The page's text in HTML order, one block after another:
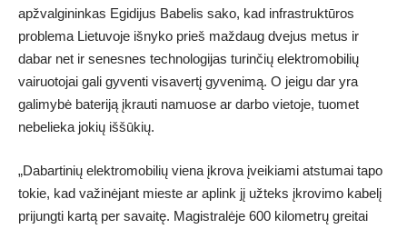
apžvalgininkas Egidijus Babelis sako, kad infrastruktūros
problema Lietuvoje išnyko prieš maždaug dvejus metus ir
dabar net ir senesnes technologijas turinčių elektromobilių
vairuotojai gali gyventi visavertį gyvenimą. O jeigu dar yra
galimybė bateriją įkrauti namuose ar darbo vietoje, tuomet
nebelieka jokių iššūkių.
„Dabartinių elektromobilių viena įkrova įveikiami atstumai tapo
tokie, kad važinėjant mieste ar aplink jį užteks įkrovimo kabelį
prijungti kartą per savaitę. Magistralėje 600 kilometrų greitai